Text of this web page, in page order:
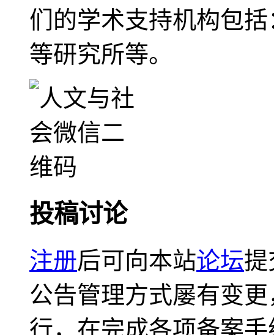
们的学术支持机构包
等研究所等。
投稿讨论
注册后可向本站论坛提
公告管理方式屡有变
行，在完成各项备案